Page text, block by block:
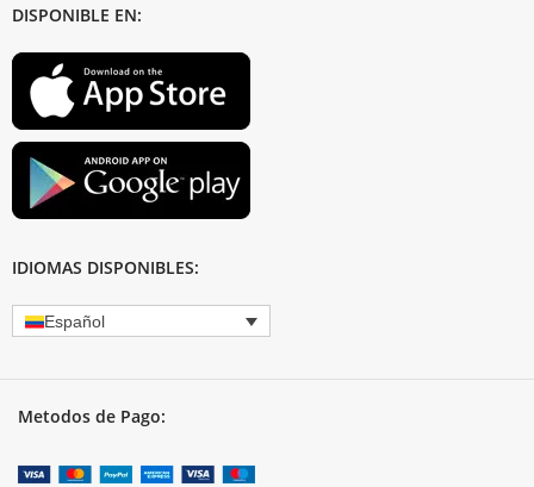
DISPONIBLE EN:
IDIOMAS DISPONIBLES:
Español
Metodos de Pago: